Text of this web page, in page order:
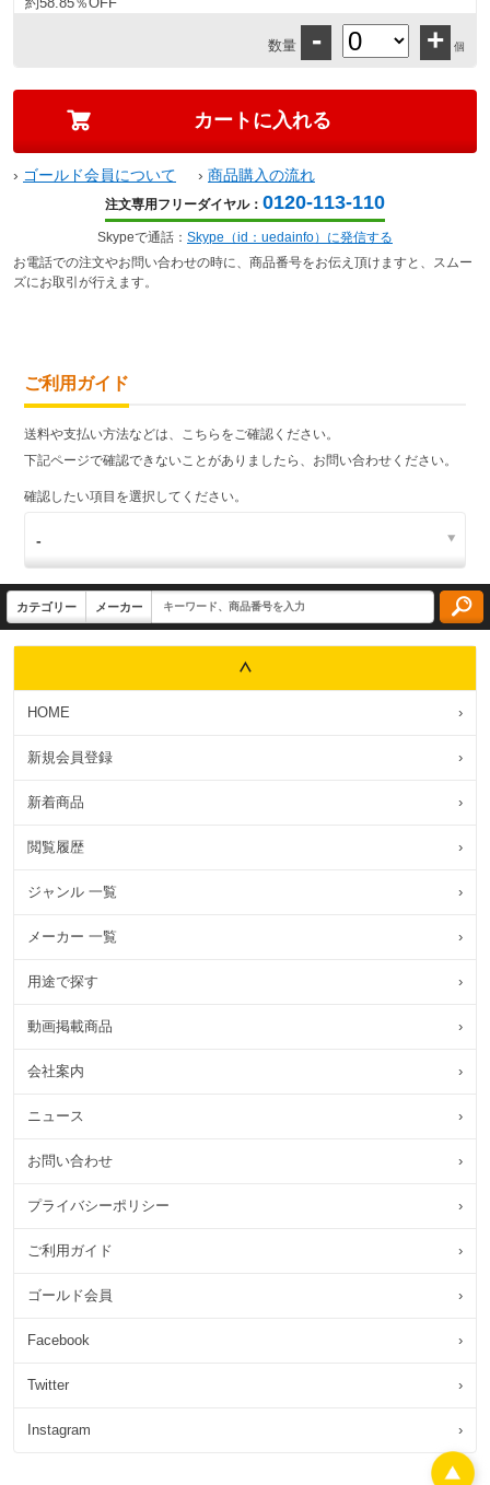
数量 - + 個
› ゴールド会員について › 商品購入の流れ
注文専用フリーダイヤル： 0120-113-110
Skypeで通話： Skype（id：uedainfo）に発信する
お電話での注文やお問い合わせの時に、商品番号をお伝え頂けますと、スムー
ズにお取引が行えます。
ご利用ガイド
送料や支払い方法などは、こちらをご確認ください。
下記ページで確認できないことがありましたら、お問い合わせください。
確認したい項目を選択してください。
HOME ›
新規会員登録 ›
新着商品 ›
閲覧履歴 ›
ジャンル 一覧 ›
メーカー 一覧 ›
用途で探す ›
動画掲載商品 ›
会社案内 ›
ニュース ›
お問い合わせ ›
プライバシーポリシー ›
ご利用ガイド ›
ゴールド会員 ›
Facebook ›
Twitter ›
Instagram ›